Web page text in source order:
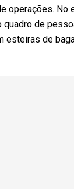
operações. No
de
esteiras de